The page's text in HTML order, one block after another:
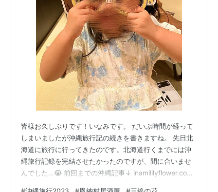
皆様お久しぶりです！いなみです。 だいぶ時間が経って
しまいましたが沖縄旅行記の続きを書きますね。 先日北
海道に旅行に行ってきたのです。北海道行くまでには沖
縄旅行記録を完結させたかったのですが、間に合いませ
んでした…😭 前回までの沖縄記事↓ inamililyflower.com